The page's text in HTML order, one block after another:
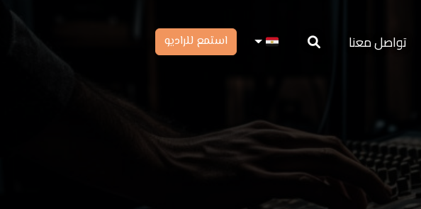
تواصل معنا استمع للراديو